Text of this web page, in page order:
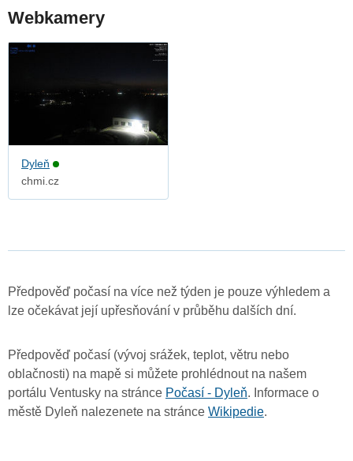
Webkamery
Dyleň
chmi.cz
Předpověď počasí na více než týden je pouze výhledem a
lze očekávat její upřesňování v průběhu dalších dní.
Předpověď počasí (vývoj srážek, teplot, větru nebo
oblačnosti) na mapě si můžete prohlédnout na našem
portálu Ventusky na stránce Počasí - Dyleň. Informace o
městě Dyleň nalezenete na stránce Wikipedie.